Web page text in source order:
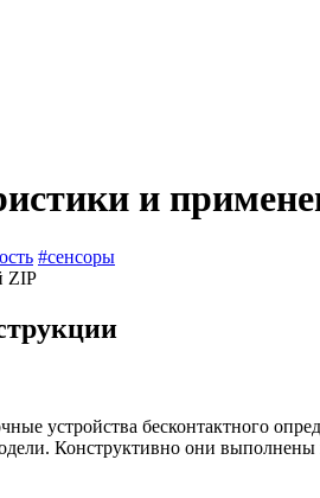
и
#сенсоры
устройства бесконтактного
Конструктивно они